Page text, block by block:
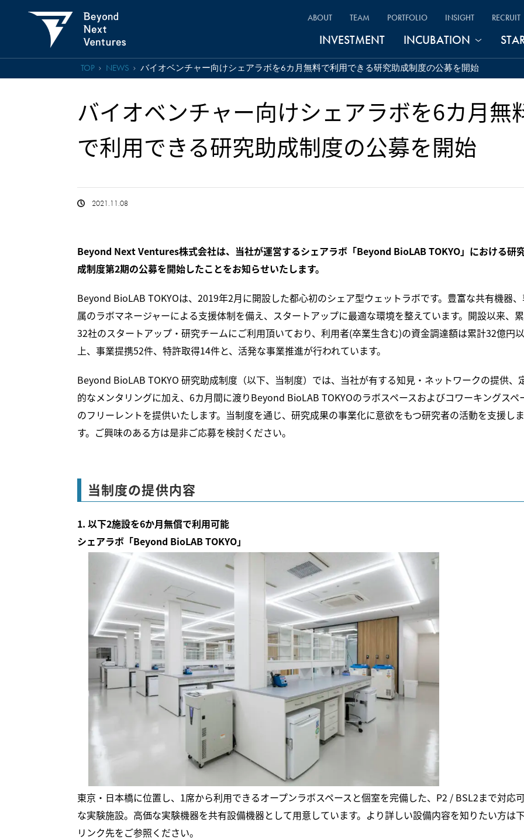
ABOUT TEAM PORTFOLIO INSIGHT RECRUIT
INVESTMENT INCUBATION
TOP NEWS バイオベンチャー向けシェアラボを6カ月無料で利用できる研究助成制度の公募を開始
バイオベンチャー向けシェアラボを6カ月無
で利用できる研究助成制度の公募を開始
2021.11.08
Beyond Next Ventures株式会社は、当社が運営するシェアラボ「Beyond BioLAB TOKYO」における研
成制度第2期の公募を開始したことをお知らせいたします。
Beyond BioLAB TOKYOは、2019年2月に開設した都心初のシェア型ウェットラボです。豊富な共有機器
属のラボマネージャーによる支援体制を備え、スタートアップに最適な環境を整えています。開設以来、
32社のスタートアップ・研究チームにご利用頂いており、利用者(卒業生含む)の資金調達額は累計32億円以
上、事業提携52件、特許取得14件と、活発な事業推進が行われています。
Beyond BioLAB TOKYO 研究助成制度（以下、当制度）では、当社が有する知見・ネットワークの提供、
的なメンタリングに加え、6カ月間に渡りBeyond BioLAB TOKYOのラボスペースおよびコワーキングスペ
のフリーレントを提供いたします。当制度を通じ、研究成果の事業化に意欲をもつ研究者の活動を支援しま
す。ご興味のある方は是非ご応募を検討ください。
当制度の提供内容
1. 以下2施設を6か月無償で利用可能
シェアラボ「Beyond BioLAB TOKYO」
東京・日本橋に位置し、1席から利用できるオープンラボスペースと個室を完備した、P2 / BSL2まで対応
な実験施設。高価な実験機器を共有設備機器として用意しています。より詳しい設備内容を知りたい方は
リンク先をご参照ください。